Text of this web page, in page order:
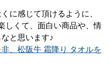
に感じて頂けるように、
しくて、面白い商品や、情
と思います♪
、松阪牛 霜降り タオルを